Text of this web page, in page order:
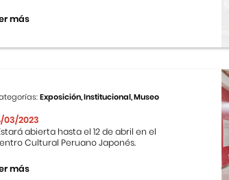
más
Exposición, Institucional, Museo
03/2023
abierta hasta el 12 de abril en el
Cultural Peruano Japonés.
más